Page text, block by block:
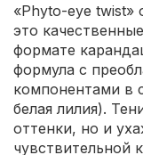
«Phyto-eye twist»
это
формате
формула с
компонентами в
белая лилия).
оттенки, но и
чувствительной